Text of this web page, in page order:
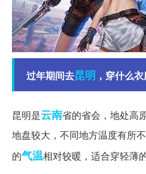
过年期间去昆明 ，穿什么
昆明是云南省的省会，地处高
地盘较大，不同地方温度有所
的气温相对较暖，适合穿轻薄